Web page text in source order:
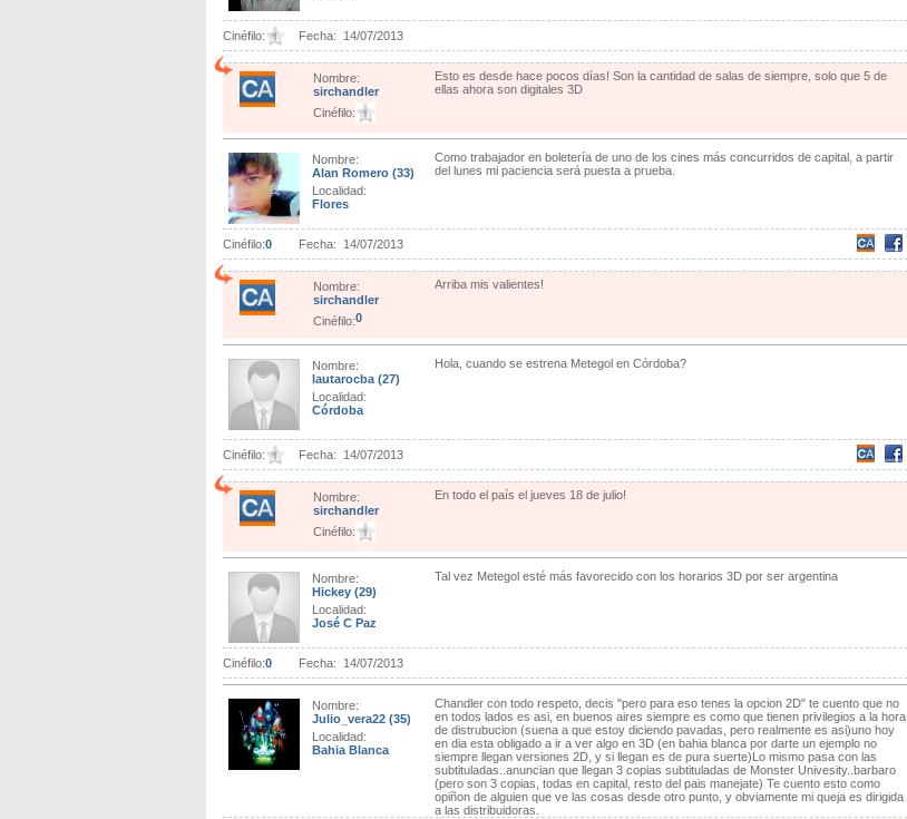
Cinéfilo: Fecha: 14/07/2013
Nombre:
sirchandler
Cinéfilo:
Esto es desde hace pocos días! Son la cantidad de salas de siempre, solo que 5 de
ellas ahora son digitales 3D
Nombre:
Alan Romero (33)
Localidad:
Flores
Como trabajador en boletería de uno de los cines más concurridos de capital, a partir
del lunes mi paciencia será puesta a prueba.
Cinéfilo:0 Fecha: 14/07/2013
Nombre:
sirchandler
Cinéfilo:0
Arriba mis valientes!
Nombre:
lautarocba (27)
Localidad:
Córdoba
Hola, cuando se estrena Metegol en Córdoba?
Cinéfilo: Fecha: 14/07/2013
Nombre:
sirchandler
Cinéfilo:
En todo el país el jueves 18 de julio!
Nombre:
Hickey (29)
Localidad:
José C Paz
Tal vez Metegol esté más favorecido con los horarios 3D por ser argentina
Cinéfilo:0 Fecha: 14/07/2013
Nombre:
Julio_vera22 (35)
Localidad:
Bahia Blanca
Chandler con todo respeto, decis "pero para eso tenes la opcion 2D" te cuento que no
en todos lados es asi, en buenos aires siempre es como que tienen privilegios a la hora
de distrubucion (suena a que estoy diciendo pavadas, pero realmente es asi)uno hoy
en dia esta obligado a ir a ver algo en 3D (en bahia blanca por darte un ejemplo no
siempre llegan versiones 2D, y si llegan es de pura suerte)Lo mismo pasa con las
subtituladas..anuncian que llegan 3 copias subtituladas de Monster Univesity..barbaro
(pero son 3 copias, todas en capital, resto del pais manejate) Te cuento esto como
opiñon de alguien que ve las cosas desde otro punto, y obviamente mi queja es dirigida
a las distribuidoras.